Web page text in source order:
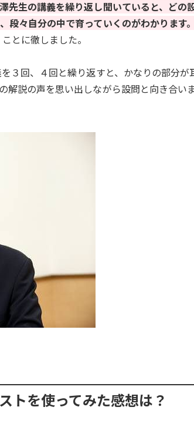
先生の講義を繰り返し聞いていると、どの
段々自分の中で育っていくのがわかります
とに徹しました。
３回、４回と繰り返すと、かなりの部分が
解説の声を思い出しながら設問と向き合い
トを使ってみた感想は？